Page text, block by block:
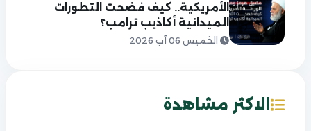
الأمريكية.. كيف فضحت التطورات
الميدانية أكاذيب ترامب؟
الخميس 06 آب 2026
الاكثر مشاهدة